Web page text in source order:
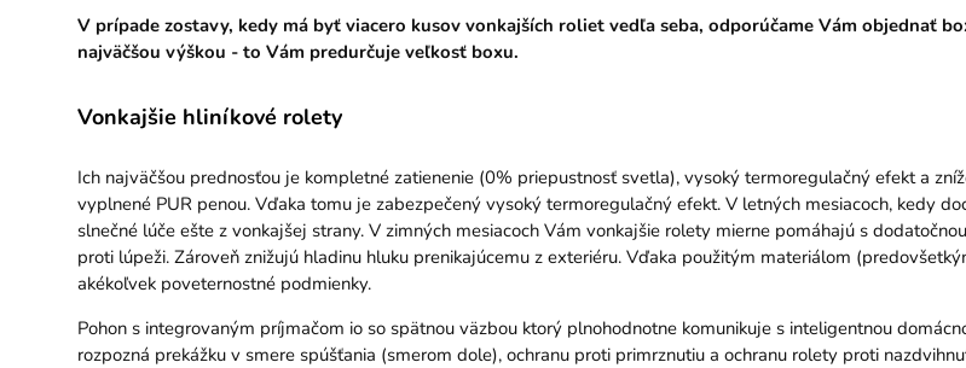
V prípade zostavy, kedy má byť viacero kusov vonkajších roliet vedľa seba, odporúčame Vám objednať
najväčšou výškou - to Vám predurčuje veľkosť boxu.
Vonkajšie hliníkové rolety
Ich najväčšou prednosťou je kompletné zatienenie (0% priepustnosť svetla), vysoký termoregulačný efekt a
vyplnené PUR penou. Vďaka tomu je zabezpečený vysoký termoregulačný efekt. V letných mesiacoch, kedy
slnečné lúče ešte z vonkajšej strany. V zimných mesiacoch Vám vonkajšie rolety mierne pomáhajú s
proti lúpeži. Zároveň znižujú hladinu hluku prenikajúcemu z exteriéru. Vďaka použitým materiálom
akékoľvek poveternostné podmienky.
Pohon s integrovaným príjmačom io so spätnou väzbou ktorý plnohodnotne komunikuje s inteligentnou
rozpozná prekážku v smere spúšťania (smerom dole), ochranu proti primrznutiu a ochranu rolety proti